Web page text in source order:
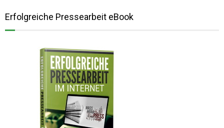
Erfolgreiche Pressearbeit eBook